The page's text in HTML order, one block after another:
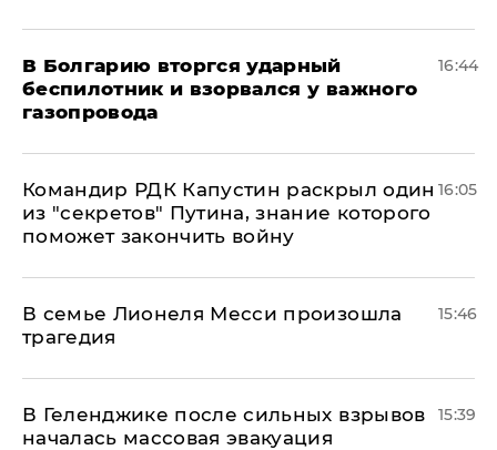
В Болгарию вторгся ударный
беспилотник и взорвался у важного
газопровода
16:44
Командир РДК Капустин раскрыл один
из "секретов" Путина, знание которого
поможет закончить войну
16:05
В семье Лионеля Месси произошла
трагедия
15:46
В Геленджике после сильных взрывов
началась массовая эвакуация
15:39